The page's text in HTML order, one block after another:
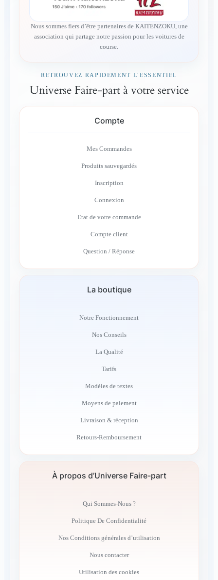
Nous sommes fiers d’être partenaires de KAITENZOKU, une
association qui partage notre passion pour les voitures de
course.
RETROUVEZ RAPIDEMENT L’ESSENTIEL
Universe Faire-part à votre service
Compte
Mes Commandes
Produits sauvegardés
Inscription
Connexion
Etat de votre commande
Compte client
Question / Réponse
La boutique
Notre Fonctionnement
Nos Conseils
La Qualité
Tarifs
Modèles de textes
Moyens de paiement
Livraison & réception
Retours-Remboursement
À propos d’Universe Faire-part
Qui Sommes-Nous ?
Politique De Confidentialité
Nos Conditions générales d’utilisation
Nous contacter
Utilisation des cookies